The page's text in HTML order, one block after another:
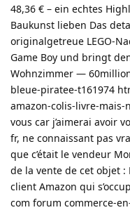
48,36 € – ein echtes
Baukunst lieben Das
originalgetreue LEGO-
Game Boy und bringt
Wohnzimmer —
bleue-piratee-t161974
amazon-colis-livre-mais-
vous car j’aimerai avoir
fr, ne connaissant pas
que c’était le vendeur
de la vente de cet objet :
client Amazon qui
com forum commerce-